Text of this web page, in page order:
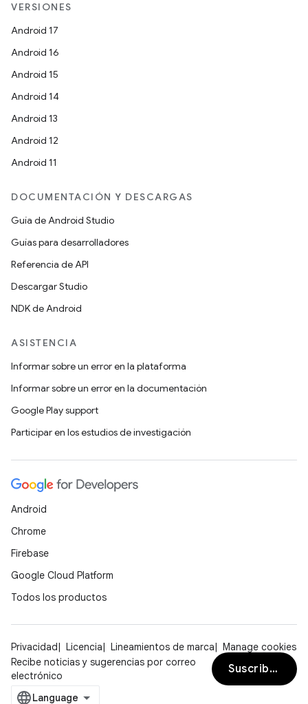
VERSIONES
Android 17
Android 16
Android 15
Android 14
Android 13
Android 12
Android 11
DOCUMENTACIÓN Y DESCARGAS
Guía de Android Studio
Guías para desarrolladores
Referencia de API
Descargar Studio
NDK de Android
ASISTENCIA
Informar sobre un error en la plataforma
Informar sobre un error en la documentación
Google Play support
Participar en los estudios de investigación
Android
Chrome
Firebase
Google Cloud Platform
Todos los productos
Privacidad Licencia Lineamientos de marca
Manage cookies
Recibe noticias y sugerencias por correo
electrónico
Suscribirse